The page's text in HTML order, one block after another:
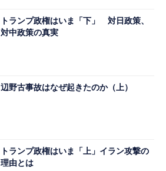
トランプ政権はいま「下」 対日政策、
対中政策の真実
辺野古事故はなぜ起きたのか（上）
トランプ政権はいま「上」イラン攻撃の
理由とは